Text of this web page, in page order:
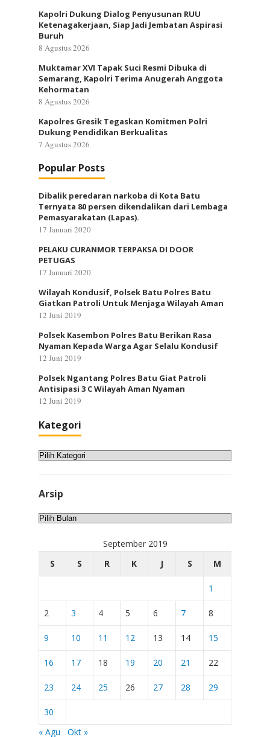
Kapolri Dukung Dialog Penyusunan RUU
Ketenagakerjaan, Siap Jadi Jembatan Aspirasi
Buruh
8 Agustus 2026
Muktamar XVI Tapak Suci Resmi Dibuka di
Semarang, Kapolri Terima Anugerah Anggota
Kehormatan
8 Agustus 2026
Kapolres Gresik Tegaskan Komitmen Polri
Dukung Pendidikan Berkualitas
7 Agustus 2026
Popular Posts
Dibalik peredaran narkoba di Kota Batu
Ternyata 80 persen dikendalikan dari Lembaga
Pemasyarakatan (Lapas).
17 Januari 2020
PELAKU CURANMOR TERPAKSA DI DOOR
PETUGAS
17 Januari 2020
Wilayah Kondusif, Polsek Batu Polres Batu
Giatkan Patroli Untuk Menjaga Wilayah Aman
12 Juni 2019
Polsek Kasembon Polres Batu Berikan Rasa
Nyaman Kepada Warga Agar Selalu Kondusif
12 Juni 2019
Polsek Ngantang Polres Batu Giat Patroli
Antisipasi 3 C Wilayah Aman Nyaman
12 Juni 2019
Kategori
Kategori
Arsip
Arsip
September 2019
S
S R K J S M
1
2 3 4 5 6 7 8
9 10 11 12 13 14 15
16 17 18 19 20 21 22
23 24 25 26 27 28 29
30
« Agu
Okt »